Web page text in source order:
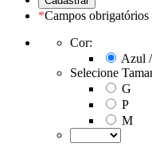
*Campos obrigatórios
Cor:
Azul
Selecione
G
P
M